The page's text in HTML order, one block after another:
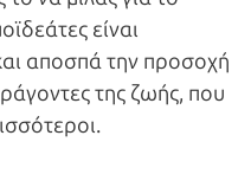
είναι
αποσπά την προσοχή
της ζωής, που